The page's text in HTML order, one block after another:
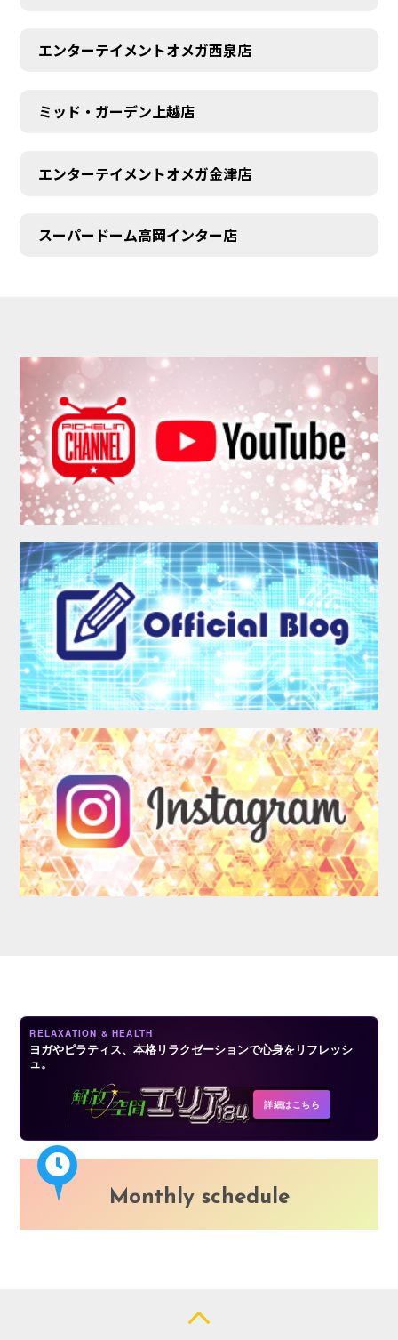
エンターテイメントオメガ西泉店
ミッド・ガーデン上越店
エンターテイメントオメガ金津店
スーパードーム高岡インター店
RELAXATION & HEALTH
ヨガやピラティス、本格リラクゼーションで心身をリフレッシ
ュ。
詳細はこちら
Monthly schedule